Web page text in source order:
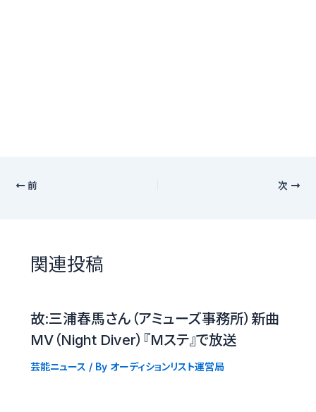
前 次
関連投稿
故:三浦春馬さん（アミューズ事務所）新曲
MV（Night Diver）『Mステ』で放送
芸能ニュース / By オーディションリスト運営局